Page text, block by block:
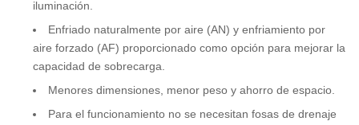
iluminación.
Enfriado naturalmente por aire (AN) y enfriamiento por
aire forzado (AF) proporcionado como opción para mejorar la
capacidad de sobrecarga.
Menores dimensiones, menor peso y ahorro de espacio.
Para el funcionamiento no se necesitan fosas de drenaje